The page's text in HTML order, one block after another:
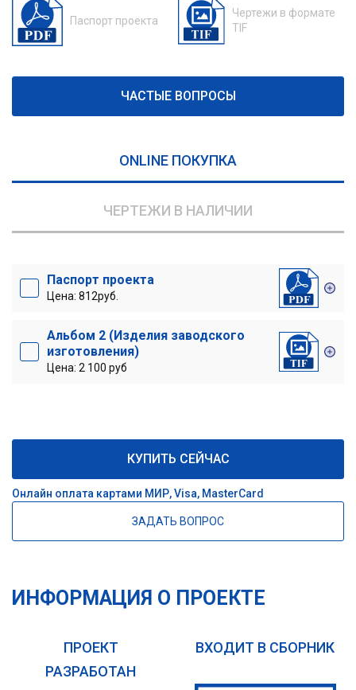
Паспорт проекта
Чертежи в формате
TIF
ЧАСТЫЕ ВОПРОСЫ
ONLINE ПОКУПКА
ЧЕРТЕЖИ В НАЛИЧИИ
Паспорт проекта
Цена: 812руб.
Альбом 2 (Изделия заводского
изготовления)
Цена: 2 100 руб
КУПИТЬ СЕЙЧАС
Онлайн оплата картами МИР, Visa, MasterCard
ЗАДАТЬ ВОПРОС
ИНФОРМАЦИЯ О ПРОЕКТЕ
ПРОЕКТ
РАЗРАБОТАН
ВХОДИТ В СБОРНИК